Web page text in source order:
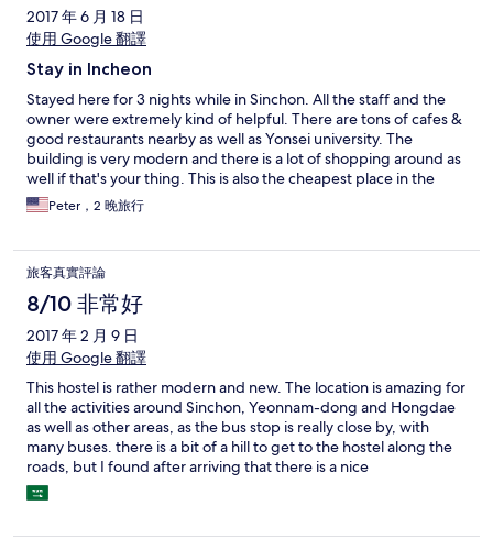
2017 年 6 月 18 日
使用 Google 翻譯
Stay in Incheon
Stayed here for 3 nights while in Sinchon. All the staff and the
owner were extremely kind of helpful. There are tons of cafes &
good restaurants nearby as well as Yonsei university. The
building is very modern and there is a lot of shopping around as
well if that's your thing. This is also the cheapest place in the
area, but it didn't feel like a cheap place to me at all.
Peter，2 晚旅行
旅客真實評論
8/10 非常好
2017 年 2 月 9 日
使用 Google 翻譯
This hostel is rather modern and new. The location is amazing for
all the activities around Sinchon, Yeonnam-dong and Hongdae
as well as other areas, as the bus stop is really close by, with
many buses. there is a bit of a hill to get to the hostel along the
roads, but I found after arriving that there is a nice
staircase/ramp from the main road directly to the hostel. It
comes out right in front of the hostel. My only (and